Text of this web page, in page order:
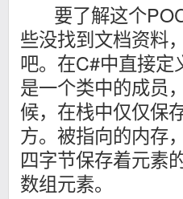
要了解这个POC
些没找到文档资料
吧。在C#中直接定
是一个类中的成员
候，在栈中仅仅保
方。被指向的内存
四字节保存着元素
数组元素。